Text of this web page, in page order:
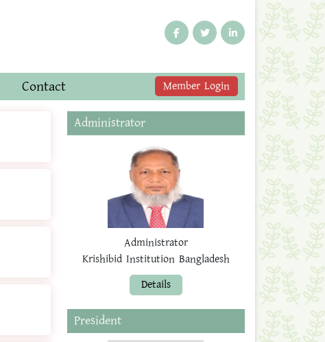
Contact Member Login
Administrator
Administrator
Krishibid Institution Bangladesh
Details
President